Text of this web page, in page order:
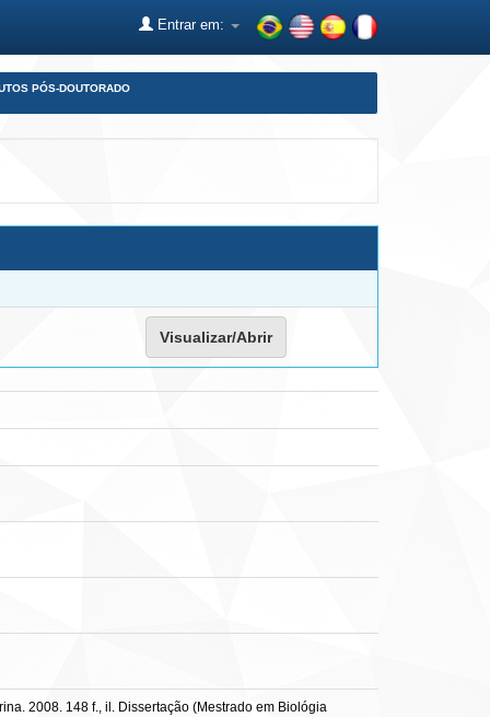
Entrar em:
PÓS-DOUTORADO
Visualizar/Abrir
2008. 148 f., il. Dissertação (Mestrado em Biológia